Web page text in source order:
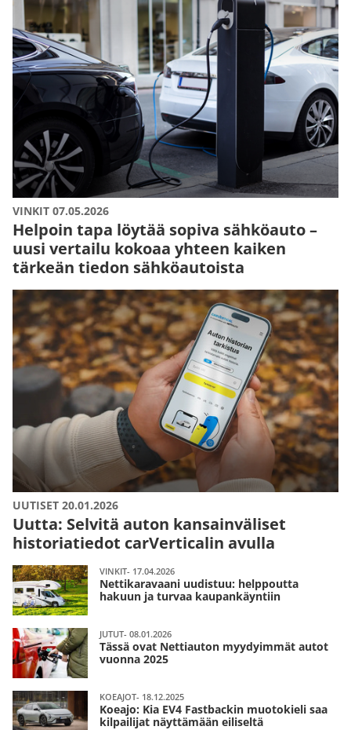
VINKIT 07.05.2026
Helpoin tapa löytää sopiva sähköauto –
uusi vertailu kokoaa yhteen kaiken
tärkeän tiedon sähköautoista
UUTISET 20.01.2026
Uutta: Selvitä auton kansainväliset
historiatiedot carVerticalin avulla
VINKIT- 17.04.2026
Nettikaravaani uudistuu: helppoutta
hakuun ja turvaa kaupankäyntiin
JUTUT- 08.01.2026
Tässä ovat Nettiauton myydyimmät autot
vuonna 2025
KOEAJOT- 18.12.2025
Koeajo: Kia EV4 Fastbackin muotokieli saa
kilpailijat näyttämään eiliseltä